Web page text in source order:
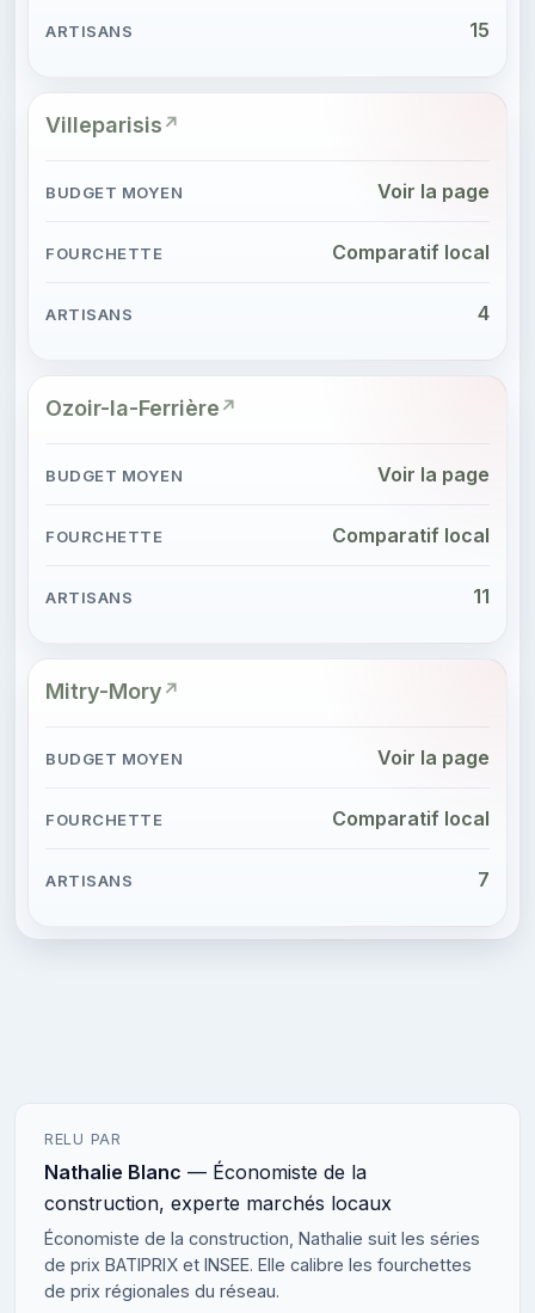
15
Villeparisis
Voir la page
Comparatif local
4
Ozoir-la-Ferrière
Voir la page
Comparatif local
11
Mitry-Mory
Voir la page
Comparatif local
7
RELU PAR
Nathalie Blanc — Économiste de la
construction, experte marchés locaux
Économiste de la construction, Nathalie suit les séries
de prix BATIPRIX et INSEE. Elle calibre les fourchettes
de prix régionales du réseau.